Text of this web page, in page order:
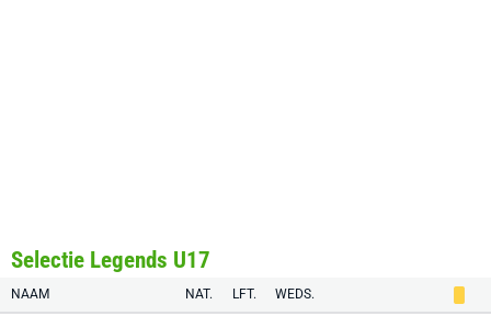
Selectie Legends U17
NAAM NAT. LFT. WEDS.